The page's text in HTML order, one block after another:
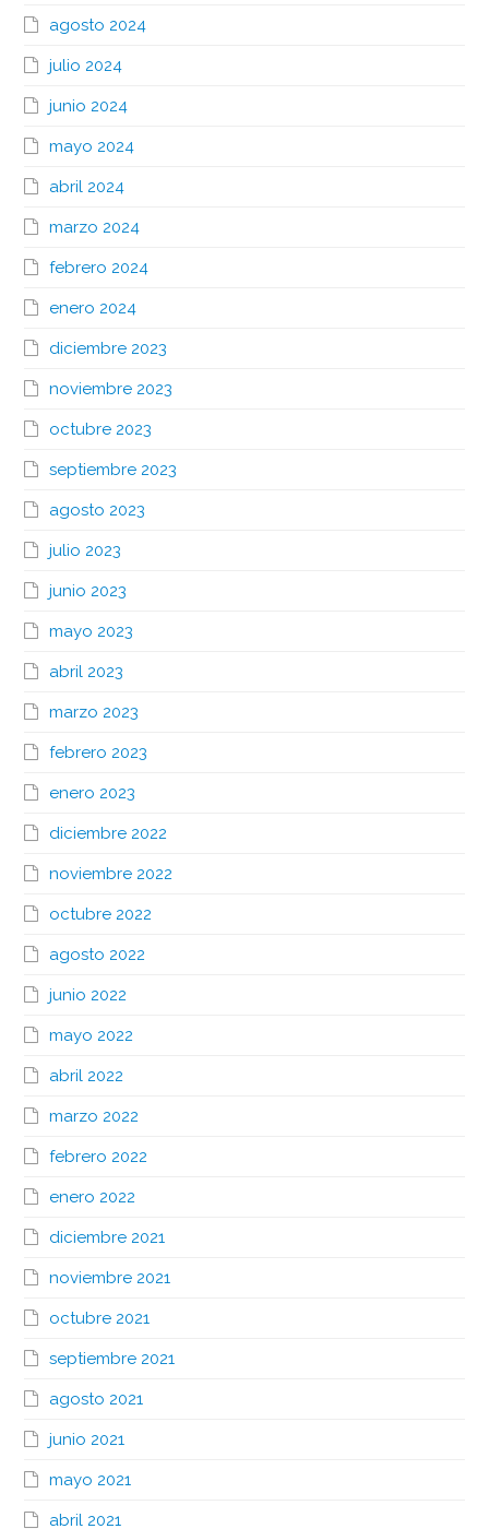
agosto 2024
julio 2024
junio 2024
mayo 2024
abril 2024
marzo 2024
febrero 2024
enero 2024
diciembre 2023
noviembre 2023
octubre 2023
septiembre 2023
agosto 2023
julio 2023
junio 2023
mayo 2023
abril 2023
marzo 2023
febrero 2023
enero 2023
diciembre 2022
noviembre 2022
octubre 2022
agosto 2022
junio 2022
mayo 2022
abril 2022
marzo 2022
febrero 2022
enero 2022
diciembre 2021
noviembre 2021
octubre 2021
septiembre 2021
agosto 2021
junio 2021
mayo 2021
abril 2021